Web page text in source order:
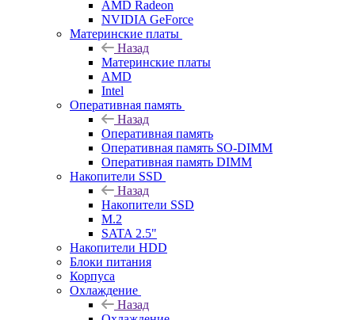
AMD Radeon
NVIDIA GeForce
Материнские платы
Назад
Материнские платы
AMD
Intel
Оперативная память
Назад
Оперативная память
Оперативная память SO-DIMM
Оперативная память DIMM
Накопители SSD
Назад
Накопители SSD
M.2
SATA 2.5"
Накопители HDD
Блоки питания
Корпуса
Охлаждение
Назад